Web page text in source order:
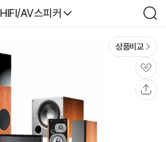
다나와
HIFI/AV스피커
검
색
상품비교
관
심